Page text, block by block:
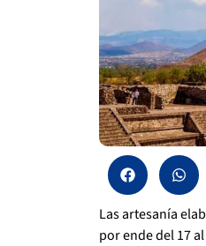
Las artesanía
por ende del 17